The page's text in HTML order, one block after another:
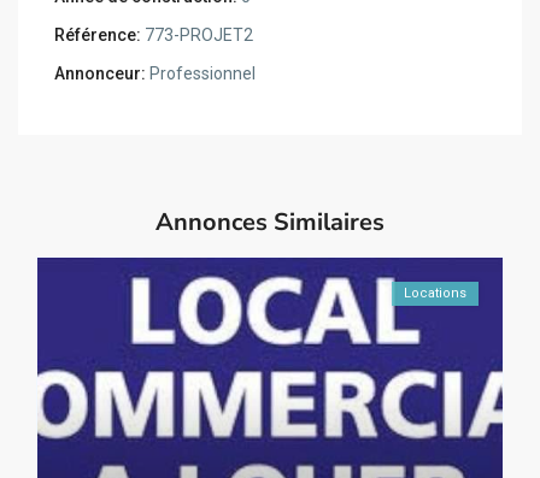
Référence: 773-PROJET2
Annonceur: Professionnel
Annonces Similaires
Locations